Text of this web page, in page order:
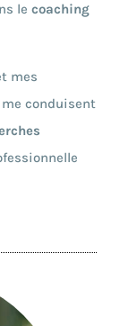
le coaching
mes
conduisent